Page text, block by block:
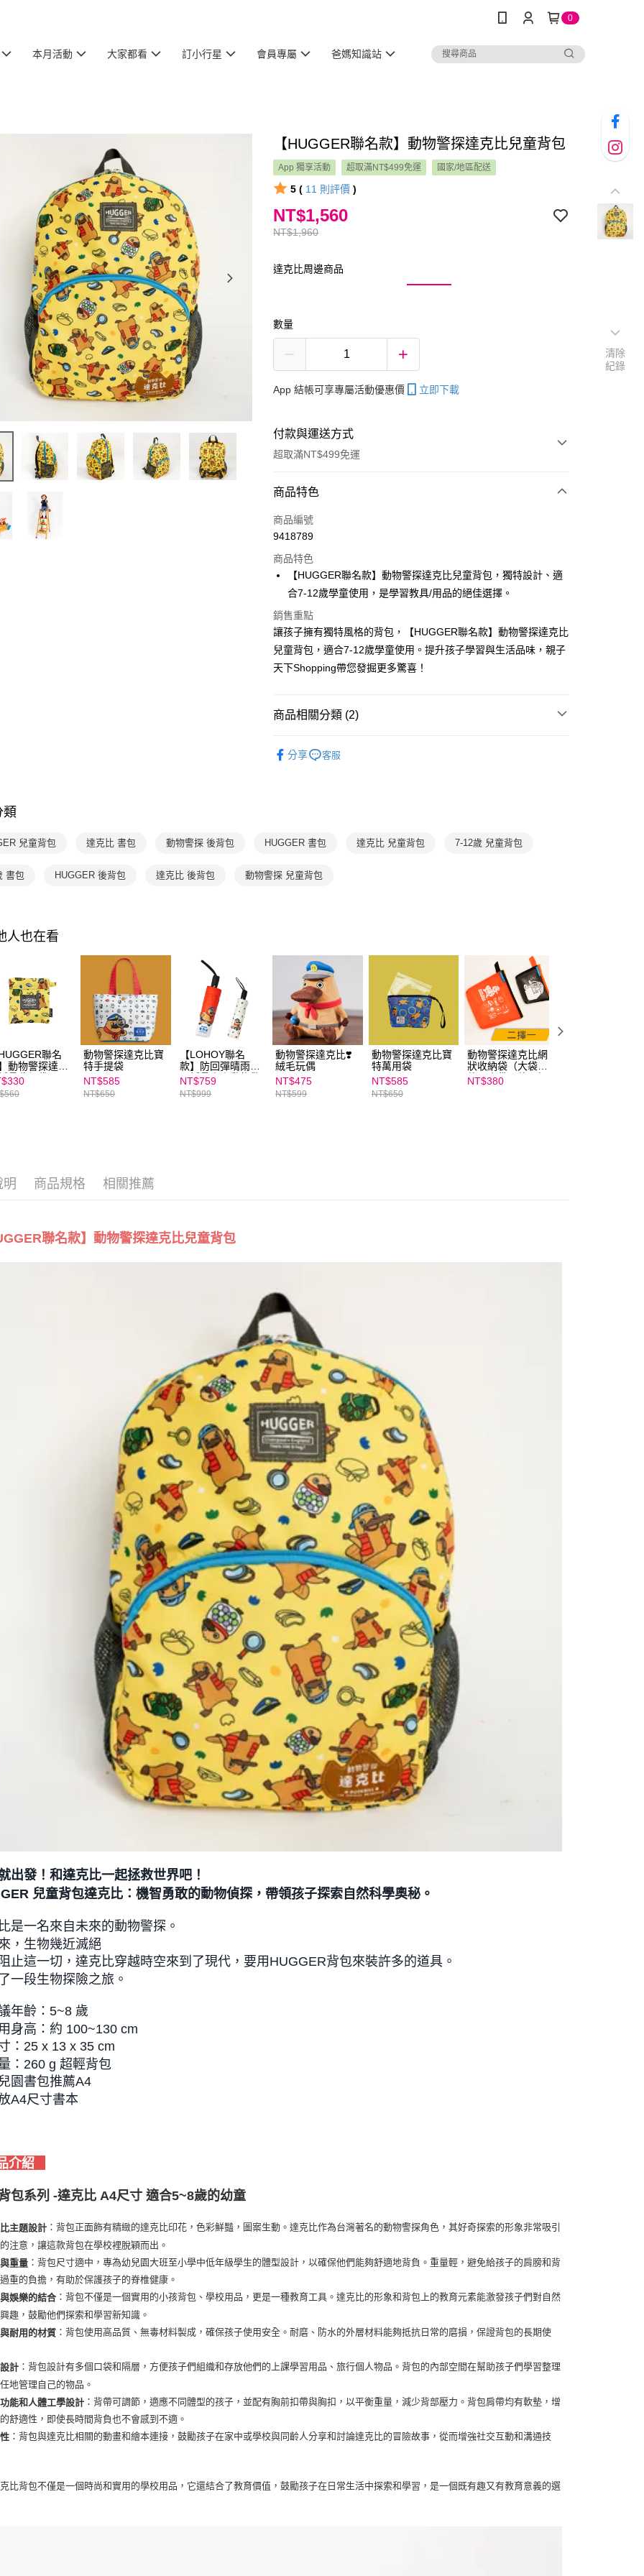
0
本月活動 大家都看 訂小行星 會員專屬 爸媽知識站
【HUGGER聯名款】動物警探達克比兒童背包
App 獨享活動 超取滿NT$499免運 國家/地區配送
5 ( 11 則評價 )
NT$1,960
NT$1,560
達克比周邊商品
數量
App 結帳可享專屬活動優惠價 立即下載
付款與運送方式
超取滿NT$499免運
付款方式
信用卡一次付款
Apple Pay
大哥付你分期
相關說明
【大哥付你分期使用說明】
2.付款方式選擇「大哥付你分期」，訂單成立後會自動跳轉到大哥付的交易
流程，驗證手機門號後，選擇欲分期的期數、繳款截止日，確認付款後即
消。如遇「轉專審核」未通過狀況，表示未達大哥付你分期系統評分，恕
1.分期款項不併入電信帳單，「大哥付你分期」於每月結算日後寄送繳費提
用戶於交易時，得透過本服務購買商品或服務，並由商店將買賣／分期付
2.基於同意付款使用「大哥付你分期」之契約關係目的，商店將以您的個人
AFTEE先享後付
相關說明
【關於「AFTEE先享後付」】
１．簡單：不需註冊會員、不需綁卡、不需儲值。
２．便利：只要手機號碼，簡訊認證，即可結帳。
【「AFTEE先享後付」結帳流程】
※ 請注意：結帳手續完成當下不需立刻繳費，但若您需要取消訂單，請聯
※ 交易是否成功請以「AFTEE先享後付 」之結帳頁面顯示為準，若有關於
交易，需依本服務之必要範圍內提供個人資料，並將交易相關給付款項請
求債權轉讓予恩沛科技股份有限公司。
２．關於個人資料處理事宜，請瀏覽以下網址：
https://aftee.tw/terms/#terms3
３．未成年的使用者請事先徵得法定代理人或監護人之同意方可使用
「AFTEE先享後付」，若未經同意申辦者引起之損失，本公司不負相關責
任。
４．使用「AFTEE先享後付」時，將依據個別帳號之用戶狀況，依本公司
即時審查核予不同之上限額度；若仍有額度不足之情形，本公司將視審查
結果請求用戶進行身份認證。
５．嚴禁一人註冊多個帳號或使用他人資訊註冊。若發現惡意使用之情
形，恩沛科技股份有限公司將有權停止該用戶之使用額度並採取法律行
付款後全家取貨｜8/8-8/14運費優惠，結帳滿499即享免運。
國內宅配/郵寄 (不適用離島、海外及郵局i郵箱)
商品特色
商品編號
9418789
商品特色
【HUGGER聯名款】動物警探達克比兒童背包，獨特設計、適
合7-12歲學童使用，是學習教具/用品的絕佳選擇。
銷售重點
讓孩子擁有獨特風格的背包，【HUGGER聯名款】動物警探達克比
兒童背包，適合7-12歲學童使用。提升孩子學習與生活品味，親子
天下Shopping帶您發掘更多驚喜！
商品相關分類 (2)
分享 客服
類
兒童背包 達克比 書包 動物警探 後背包 HUGGER 書包 達克比 兒童背包 7-12歲 兒童背包
書包 HUGGER 後背包 達克比 後背包 動物警探 兒童背包
人也在看
HUGGER聯名
動物警探達克
疊收納袋
動物警探達克比寶
特手提袋
NT$585
NT$650
【LOHOY聯名
款】防回彈晴雨雙
用折疊傘｜動物警
探-達克比系列
NT$759
NT$999
動物警探達克比❣️
絨毛玩偶
NT$475
NT$599
動物警探達克比寶
特萬用袋
NT$585
NT$650
動物警探達克比網
狀收納袋（大袋紅
款、小袋黑款二擇
一）
NT$380
明 商品規格 相關推薦
聯名款】動物警探達克比兒童背包
出發！和達克比一起拯救世界吧！
兒童背包達克比：機智勇敢的動物偵探，帶領孩子探索自然科學奧秘。
是一名來自未來的動物警探。
，生物幾近滅絕
止這一切，達克比穿越時空來到了現代，要用HUGGER背包來裝許多的道具。
一段生物探險之旅。
年齡：5~8 歲
身高：約 100~130 cm
：25 x 13 x 35 cm
：260 g 超輕背包
園書包推薦A4
A4尺寸書本
介紹
包系列 -達克比 A4尺寸 適合5~8歲的幼童
主題設計 ：背包正面飾有精緻的達克比印花，色彩鮮豔，圖案生動。達克比作為台灣著名的動物警探角色，其好奇探索的形象非常吸引
注意，讓這款背包在學校裡脫穎而出。
重量 ：背包尺寸適中，專為幼兒園大班至小學中低年級學生的體型設計，以確保他們能夠舒適地背負。重量輕，避免給孩子的肩膀和背
重的負擔，有助於保護孩子的脊椎健康。
娛樂的結合 ：背包不僅是一個實用的小孩背包、學校用品，更是一種教育工具。達克比的形象和背包上的教育元素能激發孩子們對自然
趣，鼓勵他們探索和學習新知識。
耐用的材質 ：背包使用高品質、無毒材料製成，確保孩子使用安全。耐磨、防水的外層材料能夠抵抗日常的磨損，保證背包的長期使
計 ：背包設計有多個口袋和隔層，方便孩子們組織和存放他們的上課學習用品、旅行個人物品。背包的內部空間在幫助孩子們學習整理
地管理自己的物品。
能和人體工學設計 ：背帶可調節，適應不同體型的孩子，並配有胸前扣帶與胸扣，以平衡重量，減少背部壓力。背包肩帶均有軟墊，增
舒適性，即使長時間背負也不會感到不適。
：背包與達克比相關的動畫和繪本連接，鼓勵孩子在家中或學校與同齡人分享和討論達克比的冒險故事，從而增強社交互動和溝通技
比背包不僅是一個時尚和實用的學校用品，它還結合了教育價值，鼓勵孩子在日常生活中探索和學習，是一個既有趣又有教育意義的選
清除
紀錄